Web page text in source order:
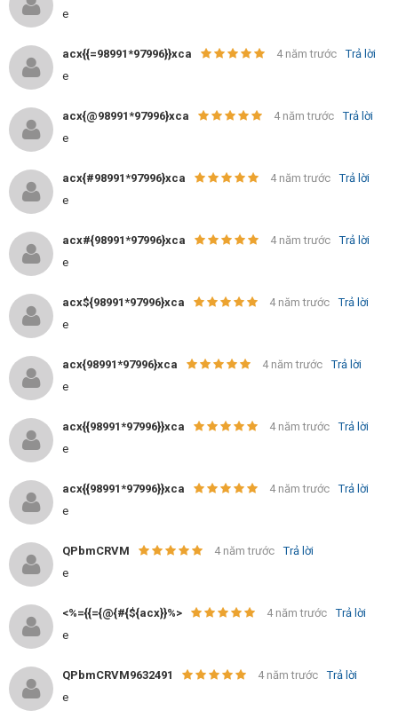
e
acx{{=98991*97996}}xca 4 năm trước
Trả lời
e
acx{@98991*97996}xca 4 năm trước
Trả lời
e
acx{#98991*97996}xca 4 năm trước
Trả lời
e
acx#{98991*97996}xca 4 năm trước
Trả lời
e
acx${98991*97996}xca 4 năm trước
Trả lời
e
acx{98991*97996}xca 4 năm trước
Trả lời
e
acx{{98991*97996}}xca 4 năm trước
Trả lời
e
acx{{98991*97996}}xca 4 năm trước
Trả lời
e
QPbmCRVM 4 năm trước
Trả lời
e
<%={{={@{#{${acx}}%> 4 năm trước
Trả lời
e
QPbmCRVM9632491 4 năm trước
Trả lời
e